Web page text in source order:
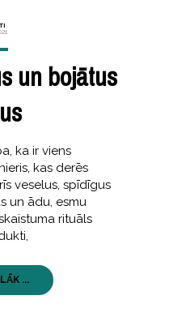
un bojātus
ka ir viens
kas derēs
veselus, spīdīgus
un ādu, esmu
rituāls
...